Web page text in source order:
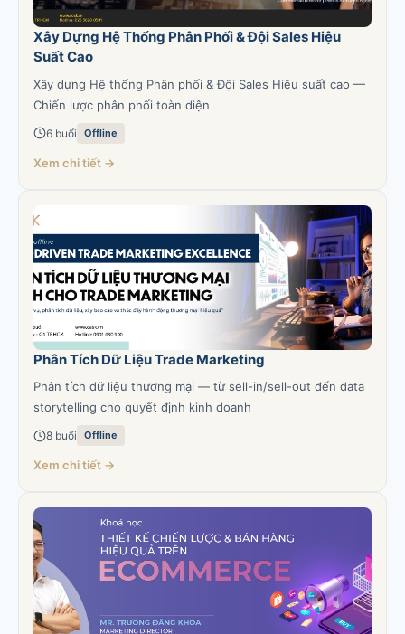
Xây Dựng Hệ Thống Phân Phối & Đội Sales Hiệu
Suất Cao
Xây dựng Hệ thống Phân phối & Đội Sales Hiệu suất cao —
Chiến lược phân phối toàn diện
6 buổi Offline
Xem chi tiết →
Phân Tích Dữ Liệu Trade Marketing
Phân tích dữ liệu thương mại — từ sell-in/sell-out đến data
storytelling cho quyết định kinh doanh
8 buổi Offline
Xem chi tiết →